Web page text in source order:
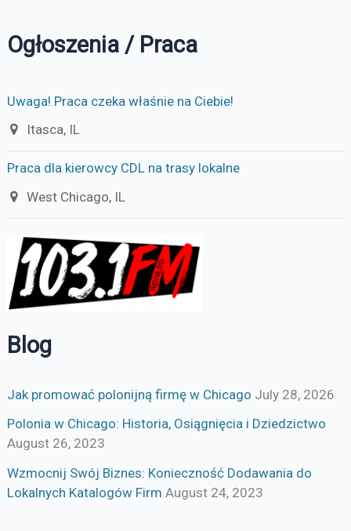
Ogłoszenia / Praca
Uwaga! Praca czeka właśnie na Ciebie!
Itasca, IL
Praca dla kierowcy CDL na trasy lokalne
West Chicago, IL
Blog
Jak promować polonijną firmę w Chicago July 28, 2026
Polonia w Chicago: Historia, Osiągnięcia i Dziedzictwo
August 26, 2023
Wzmocnij Swój Biznes: Konieczność Dodawania do
Lokalnych Katalogów Firm August 24, 2023